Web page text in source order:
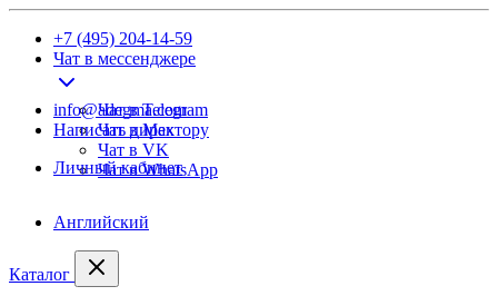
+7 (495) 204-14-59
Чат в мессенджере
Чат в Telegram
Чат в Max
Чат в VK
Чат в WhatsApp
info@adegma.com
Написать директору
Личный кабинет
Английский
Каталог